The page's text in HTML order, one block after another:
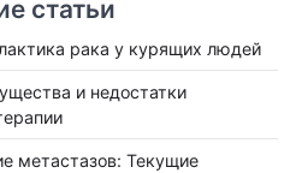
статьи
рака у курящих людей
и недостатки
метастазов: Текущие